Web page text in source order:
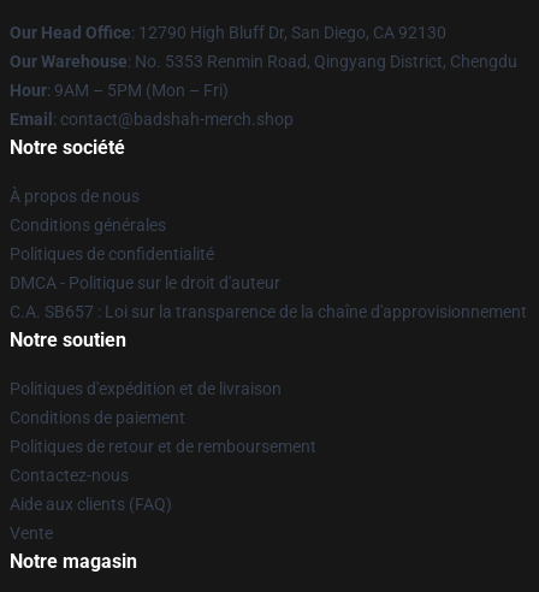
Our Head Office: 12790 High Bluff Dr, San Diego, CA 92130
Our Warehouse: No. 5353 Renmin Road, Qingyang District, Chengdu
Hour: 9AM – 5PM (Mon – Fri)
Email : contact@badshah-merch.shop
Notre société
À propos de nous
Conditions générales
Politiques de confidentialité
DMCA - Politique sur le droit d'auteur
C.A. SB657 : Loi sur la transparence de la chaîne d'approvisionnement
Notre soutien
Politiques d'expédition et de livraison
Conditions de paiement
Politiques de retour et de remboursement
Contactez-nous
Aide aux clients (FAQ)
Vente
Notre magasin